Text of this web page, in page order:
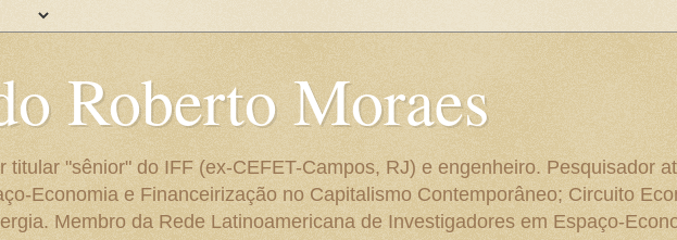
Roberto Moraes
titular "sênior" do IFF (ex-CEFET-Campos, RJ) e engenheiro. Pesquisador
Economia e Financeirização no Capitalismo Contemporâneo; Circuito
Membro da Rede Latinoamericana de Investigadores em Espaço-